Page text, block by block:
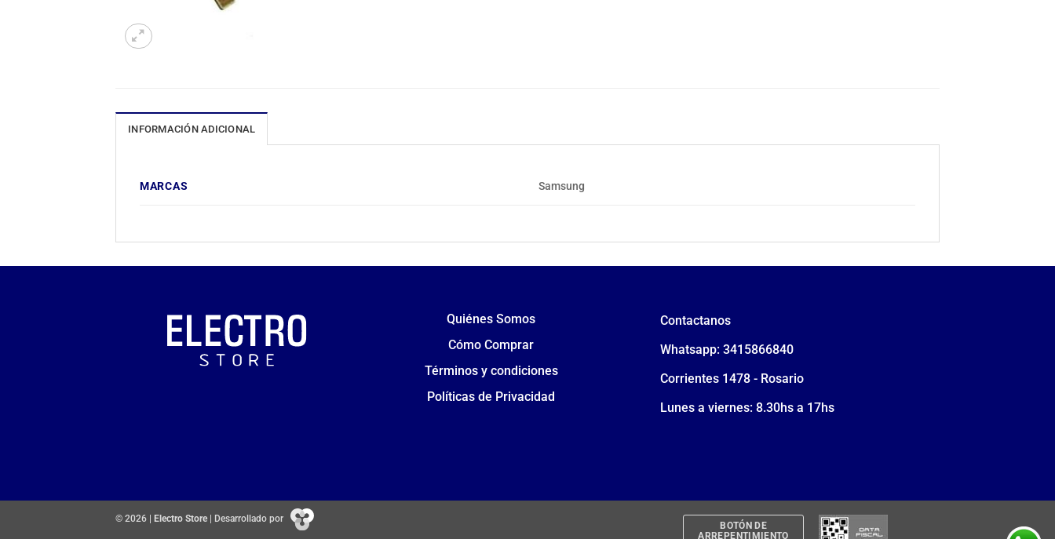
INFORMACIÓN ADICIONAL
MARCAS Samsung
Quiénes Somos
Cómo Comprar
Términos y condiciones
Políticas de Privacidad
Contactanos
Whatsapp: 3415866840
Corrientes 1478 - Rosario
Lunes a viernes: 8.30hs a 17hs
BOTÓN DE
ARREPENTIMIENTO
© 2026 | Electro Store | Desarrollado por